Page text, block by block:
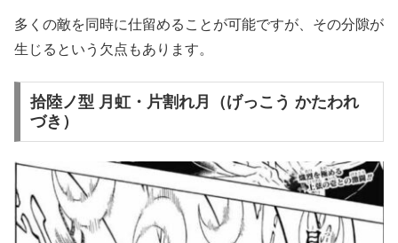
多くの敵を同時に仕留めることが可能ですが、その分隙が
生じるという欠点もあります。
拾陸ノ型 月虹・片割れ月（げっこう かたわれ
づき）